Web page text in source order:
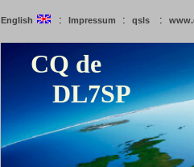
English : Impressum : qsls :
CQ de
DL7SP